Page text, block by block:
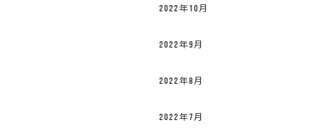
2022年10月
2022年9月
2022年8月
2022年7月